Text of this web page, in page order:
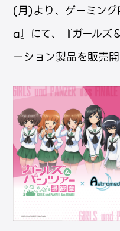
(月)より、ゲーミン
a』にて、『ガールズ
ーション製品を販売